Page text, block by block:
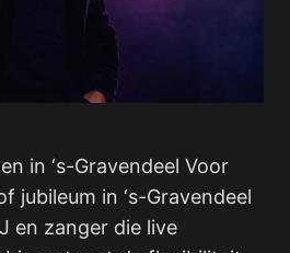
in ‘s-Gravendeel Voor
jubileum in ‘s-Gravendeel
en zanger die live